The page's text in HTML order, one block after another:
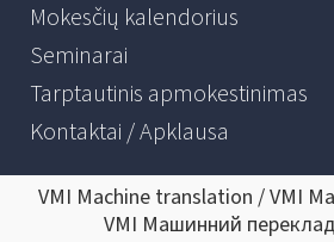
Mokesčių kalendorius
Seminarai
Tarptautinis apmokestinimas
Kontaktai / Apklausa
VMI Machine translation / VMI
VMI Машинний